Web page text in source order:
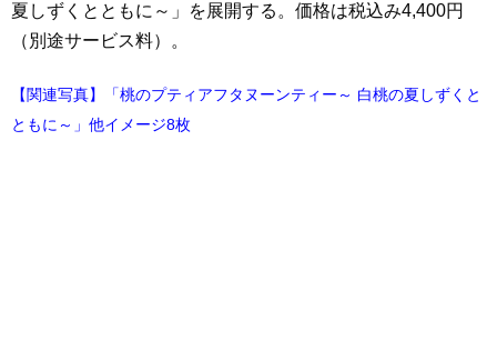
夏しずくとともに～」を展開する。価格は税込み4,400円
（別途サービス料）。
【関連写真】「桃のプティアフタヌーンティー～ 白桃の夏しずくと
ともに～」他イメージ8枚